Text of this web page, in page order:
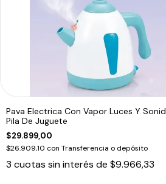
Pava Electrica Con Vapor Luces Y
Pila De Juguete
$29.899,00
$26.909,10 con Transferencia o depósito
3 cuotas sin interés de $9.966,33